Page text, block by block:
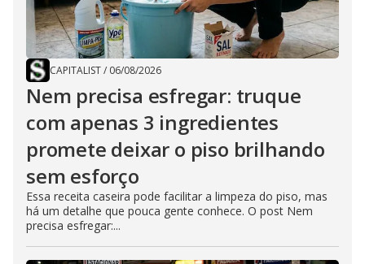
CAPITALIST/ 06/08/2026
Nem precisa esfregar: truque
com apenas 3 ingredientes
promete deixar o piso brilhando
sem esforço
Essa receita caseira pode facilitar a limpeza do piso, mas
há um detalhe que pouca gente conhece. O post Nem
precisa esfregar:...